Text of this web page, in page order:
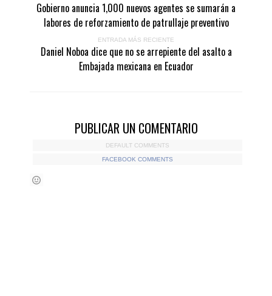
Gobierno anuncia 1,000 nuevos agentes se sumarán a
labores de reforzamiento de patrullaje preventivo
ENTRADA MÁS RECIENTE
Daniel Noboa dice que no se arrepiente del asalto a
Embajada mexicana en Ecuador
PUBLICAR UN COMENTARIO
DEFAULT COMMENTS
FACEBOOK COMMENTS